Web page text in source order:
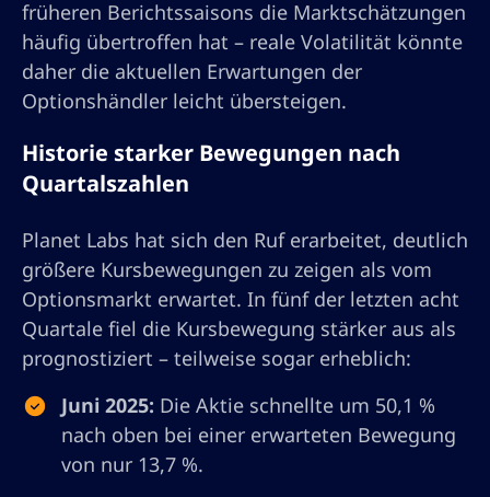
früheren Berichtssaisons die Marktschätzungen
häufig übertroffen hat – reale Volatilität könnte
daher die aktuellen Erwartungen der
Optionshändler leicht übersteigen.
Historie starker Bewegungen nach
Quartalszahlen
Planet Labs hat sich den Ruf erarbeitet, deutlich
größere Kursbewegungen zu zeigen als vom
Optionsmarkt erwartet. In fünf der letzten acht
Quartale fiel die Kursbewegung stärker aus als
prognostiziert – teilweise sogar erheblich:
Juni 2025: Die Aktie schnellte um 50,1 %
nach oben bei einer erwarteten Bewegung
von nur 13,7 %.